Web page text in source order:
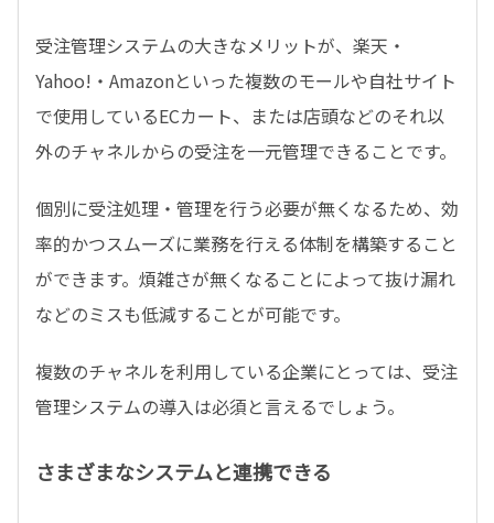
受注管理システムの大きなメリットが、楽天・
Yahoo!・Amazonといった複数のモールや自社サイト
で使用しているECカート、または店頭などのそれ以
外のチャネルからの受注を一元管理できることです。
個別に受注処理・管理を行う必要が無くなるため、効
率的かつスムーズに業務を行える体制を構築すること
ができます。煩雑さが無くなることによって抜け漏れ
などのミスも低減することが可能です。
複数のチャネルを利用している企業にとっては、受注
管理システムの導入は必須と言えるでしょう。
さまざまなシステムと連携できる